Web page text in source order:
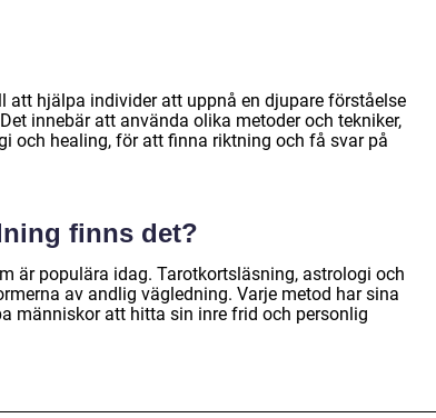
hjälpa individer att uppnå en djupare förståelse
innebär att använda olika metoder och tekniker,
och healing, för att finna riktning och få svar på
finns det?
är populära idag. Tarotkortsläsning, astrologi och
av andlig vägledning. Varje metod har sina
människor att hitta sin inre frid och personlig